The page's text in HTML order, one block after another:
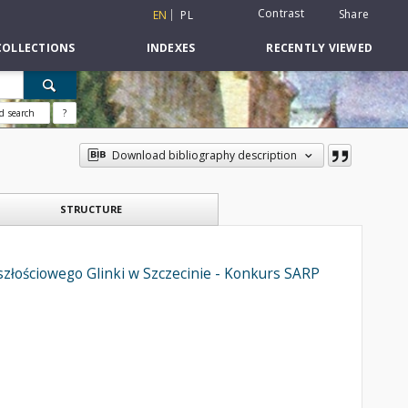
EN PL Contrast Share
INDEXES RECENTLY VIEWED
search ?
Download bibliography description
STRUCTURE
Glinki w Szczecinie - Konkurs SARP